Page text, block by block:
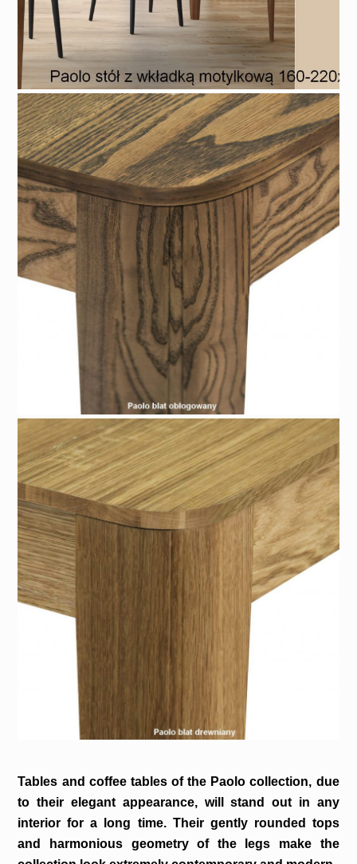
Tables and coffee tables of the Paolo collection, due
to their elegant appearance, will stand out in any
interior for a long time. Their gently rounded tops
and harmonious geometry of the legs make the